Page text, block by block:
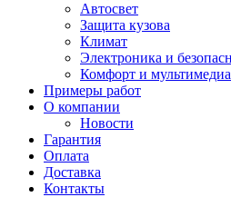
Автосвет
Защита кузова
Климат
Электроника и
Комфорт и мультимедиа
Примеры работ
О компании
Новости
Гарантия
Оплата
Доставка
Контакты